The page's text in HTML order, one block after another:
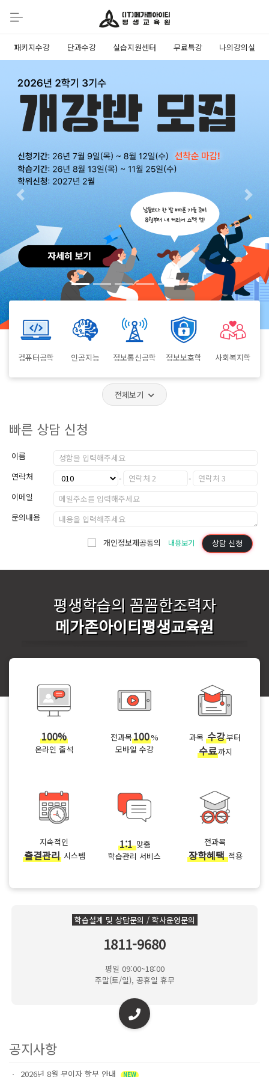
패키지수강 단과수강 실습지원센터 무료특강 나의강의실
Previous Next
컴퓨터공학 인공지능 정보통신공학 정보보호학 사회복지학
전체보기
빠른 상담 신청
이름
연락처
이메일
문의내용
개인정보제공동의 내용보기 상담 신청
평생학습의 꼼꼼한조력자
메가존아이티평생교육원
100%
온라인 출석
전과목100%
모바일 수강
과목수강부터
수료까지
지속적인
출결관리시스템
1:1맞춤
학습관리 서비스
전과목
장학혜택적용
학습설계 및 상담문의 / 학사운영문의
1811-9680
평일 09:00~18:00
주말(토/일), 공휴일 휴무
공지사항
2026년 8월 무이자 할부 안내 NEW